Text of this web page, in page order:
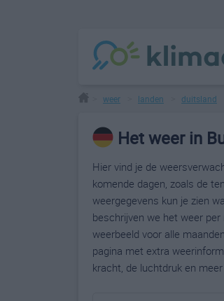
weer landen duitsland
Het weer in
Hier vind je de
komende dagen, zoals de
weergegevens kun je zien
beschrijven we het weer
weerbeeld voor alle
pagina met extra
kracht, de luchtdruk en